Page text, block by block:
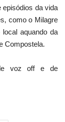
episódios da vida
como o Milagre
aquando da
Compostela.
voz off e de